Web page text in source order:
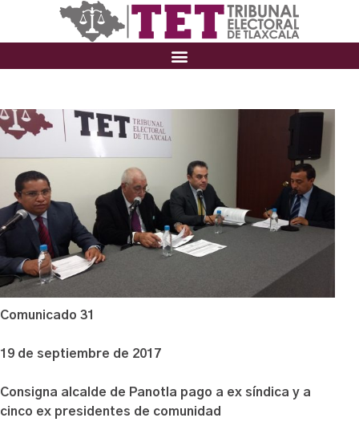
Comunicado 31
19 de septiembre de 2017
Consigna alcalde de Panotla pago a ex síndica y a
cinco ex presidentes de comunidad